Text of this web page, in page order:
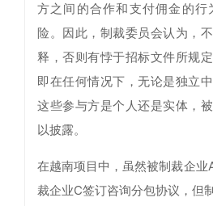
方之间的合作和支付佣金的行
险。因此，制裁委员会认为，
释，否则有悖于招标文件所规
即在任何情况下，无论是独立
这些参与方是个人还是实体，
以披露。
在越南项目中，虽然被制裁企业
裁企业C签订咨询分包协议，但